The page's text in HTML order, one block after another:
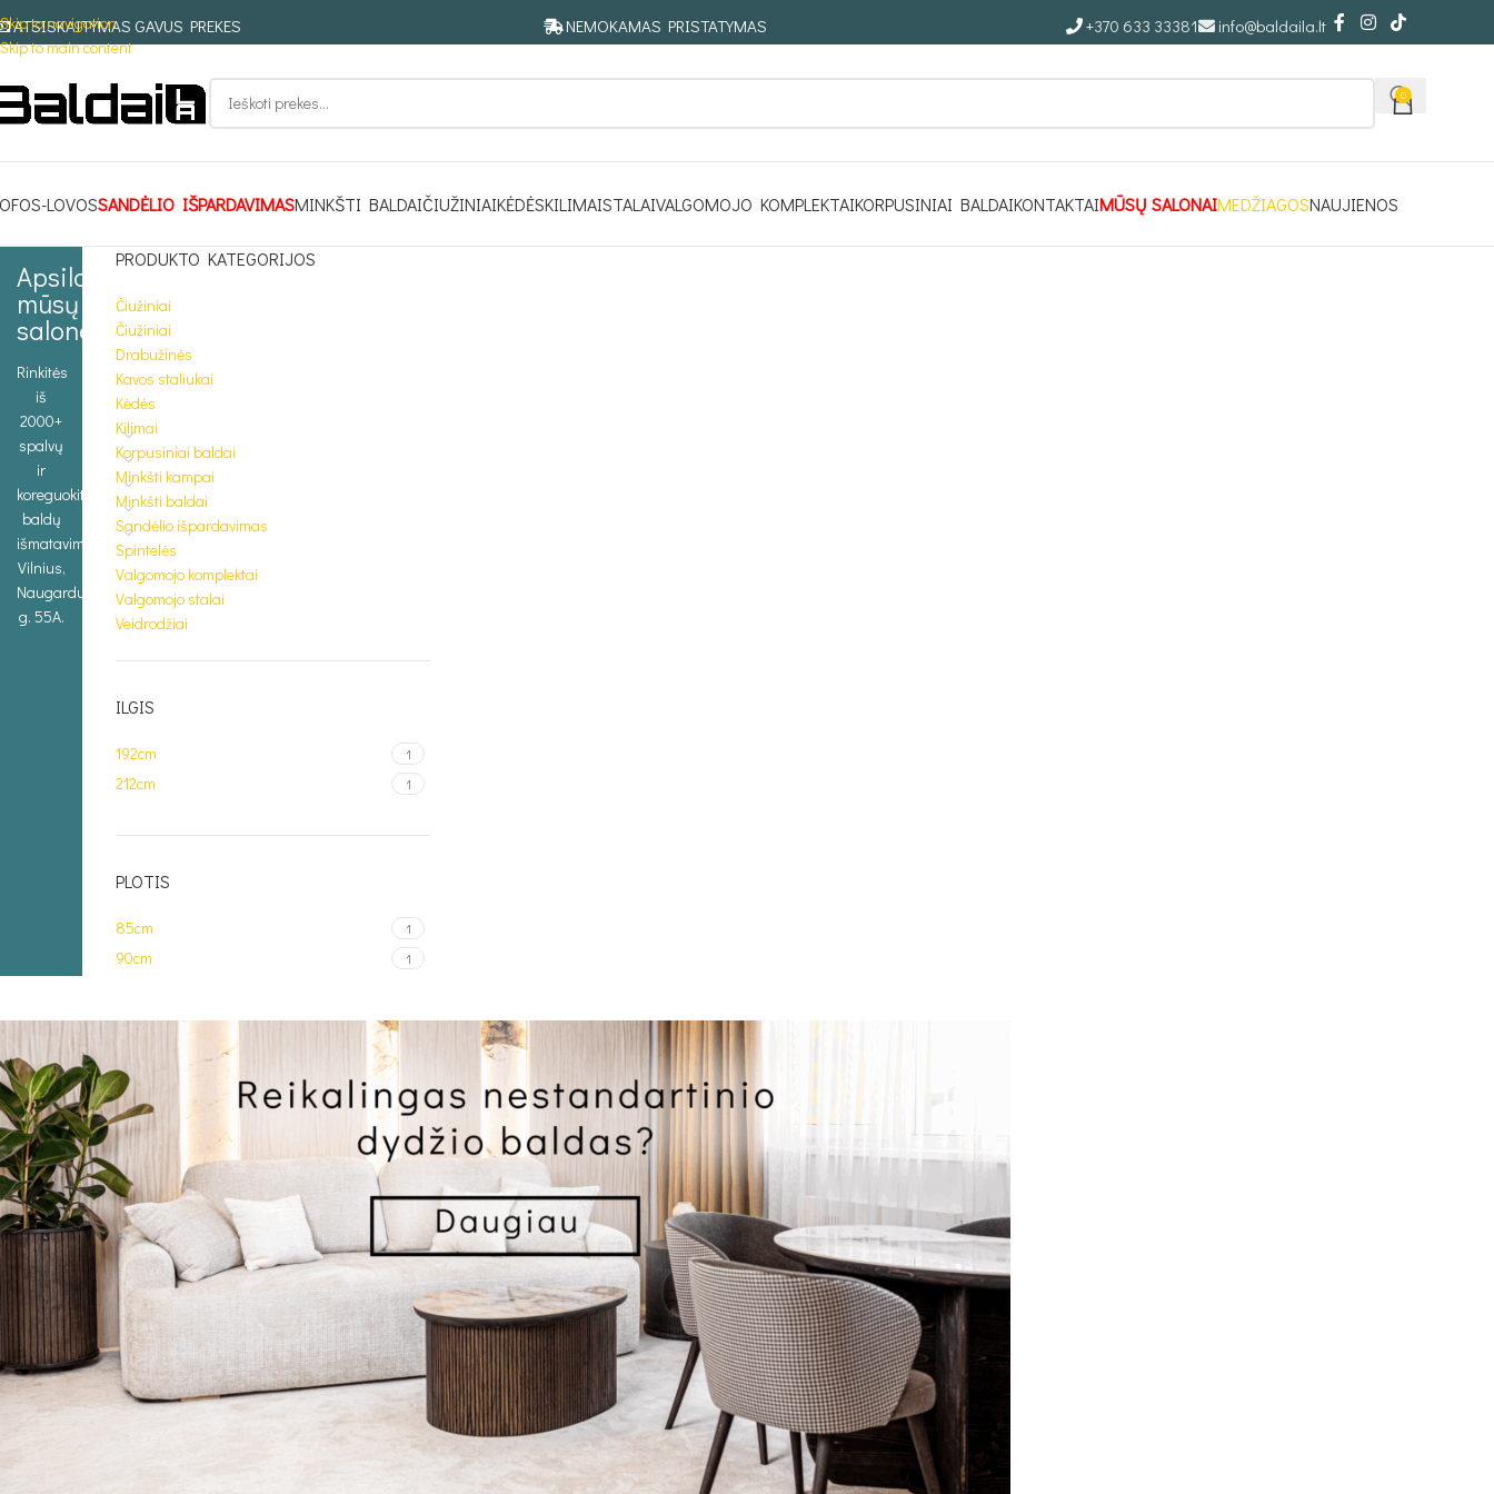
Skip to navigation
Skip to main content
ATSISKAITYMAS GAVUS PREKES NEMOKAMAS PRISTATYMAS +370 633 33381 info@baldaila.lt
0
LOVOSSANDĖLIO IŠPARDAVIMASMINKŠTI BALDAIČIUŽINIAIKĖDĖSKILIMAISTALAIVALGOMOJO KOMPLEKTAIKORPUSINIAI BALDAIKONTAKTAIMŪSŲ SALONAIMEDŽIAGOSNAUJIENOS
Apsilankykite
mūsų
salone
Rinkitės
iš
2000+
spalvų
ir
koreguokite
baldų
išmatavimus.
Vilnius,
Naugarduko
g. 55A.
PRODUKTO KATEGORIJOS
Čiužiniai
Čiužiniai
Drabužinės
Kavos staliukai
Kėdės
Kilimai
Korpusiniai baldai
Minkšti kampai
Minkšti baldai
Sandėlio išpardavimas
Spintelės
Valgomojo komplektai
Valgomojo stalai
Veidrodžiai
ILGIS
192cm 1
212cm 1
PLOTIS
85cm 1
90cm 1